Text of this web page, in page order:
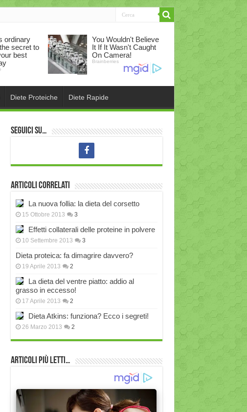
Diete Proteiche Diete Rapide
Seguici su…
Articoli correlati
La nuova follia: la dieta del corsetto
15 Ottobre 2013 3
Effetti collaterali delle proteine in polvere
10 Settembre 2013 3
Dieta proteica: fa dimagrire davvero?
19 Aprile 2013 2
La dieta del ventre piatto: addio al
grasso in eccesso!
17 Aprile 2013 2
Dieta Atkins: funziona? Ecco i segreti!
26 Marzo 2013 2
Articoli più Letti…